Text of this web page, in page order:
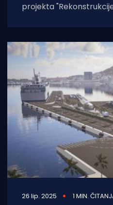
projekta
26 lip. 2025 1 MIN.